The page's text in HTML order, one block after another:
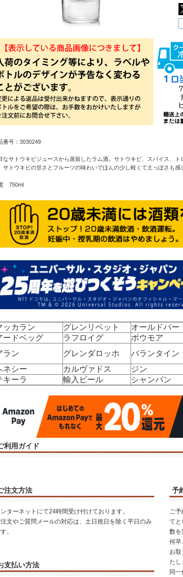
番号：3030249
なサトウキビジュースから蒸留したラム酒。サトウキビ、スパイス、
サトウキビの甘さとフルーツの味わいでほんの少し軽くて土っぽさも感
750ml
ッカラン グレンリベット オールドパー
ードベッグ
ラフロイグ ボウモア
ラン
グレンダロッホ バランタイン
ネシー
カルヴァドス ジン
キーラ
輸入ビール シャンパン
利用ガイド
注文方法
ターネットにて24時間受け付けております。
文やご質問メールの対応は、土日祝日を除く平日のみ
。
支払い方法
予
ご
てと
数を
何卒
お
たし
同